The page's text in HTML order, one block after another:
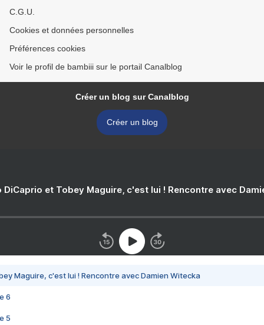
C.G.U.
Cookies et données personnelles
Préférences cookies
Voir le profil de bambiii sur le portail Canalblog
Créer un blog sur Canalblog
Créer un blog
DiCaprio et Tobey Maguire, c'est lui ! Rencontre avec
Maguire, c'est lui ! Rencontre avec Damien Witecka
6
5